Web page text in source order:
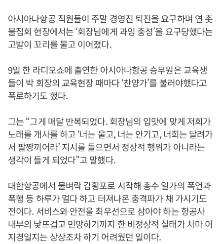
아시아나항공 직원들이 주말 경영진 퇴진을 요구하며 연 촛
불집회 현장에서는 ‘회장님에게 과잉 충성’을 요구당했다는
고발이 꼬리를 물고 이어졌다.
9일 한 라디오쇼에 출연한 아시아나항공 승무원은 교육생
들이 박 회장의 교육현장 때마다 ‘찬양가’를 불러야했다고
폭로하기도 했다.
그는 “그게 매달 반복되었다. 회장님의 입맛에 맞게 저희가
노래를 개사를 하고 ‘너는 울고, 너는 안기고, 너희는 달려가
서 팔짱끼어라’ 지시를 들으면서 정상적 행위가 아니라는
생각이 들게 되었다”고 말했다.
대한항공에서 물벼락 갑횡포로 시작해 총수 일가의 폭언과
폭행 등 하루가 멀다 하고 터져나온 충격파가 채 가시기도
전이다. 서비스와 안전을 최우선으로 삼아야 하는 항공사
내부의 낯뜨겁고 민망하기까지 한 비정상적 실태가 차마 이
지경일지는 상상조차 하기 어려웠던 일이다.